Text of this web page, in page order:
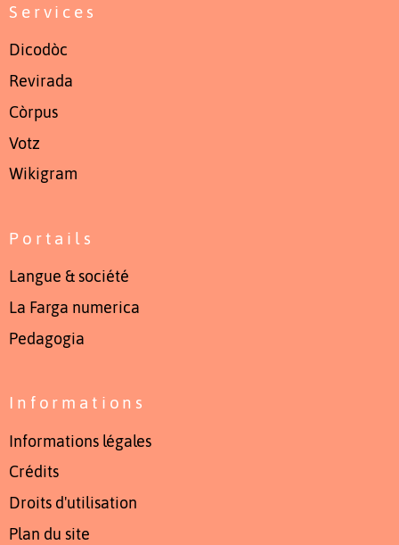
Services
Dicodòc
Revirada
Còrpus
Votz
Wikigram
Portails
Langue & société
La Farga numerica
Pedagogia
Informations
Informations légales
Crédits
Droits d'utilisation
Plan du site